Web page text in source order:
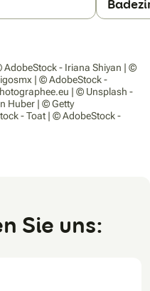
- Iriana Shiyan | ©
| © AdobeStock -
| © Unsplash -
Huber | © Getty
- Toat | © AdobeStock -
Sie uns: